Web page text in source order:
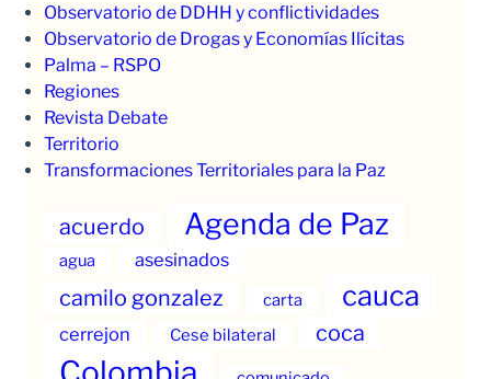
Observatorio de DDHH y conflictividades
Observatorio de Drogas y Economías Ilícitas
Palma – RSPO
Regiones
Revista Debate
Territorio
Transformaciones Territoriales para la Paz
acuerdo Agenda de Paz
agua asesinados
camilo gonzalez carta cauca
cerrejon Cese bilateral coca